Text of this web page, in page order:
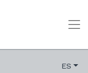
ES